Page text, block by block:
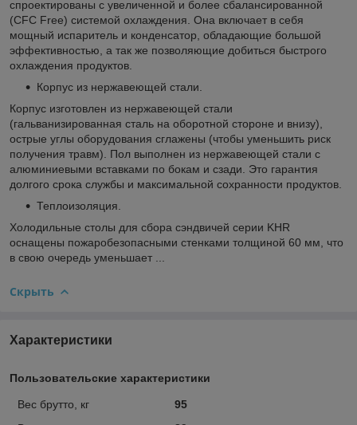
спроектированы с увеличенной и более сбалансированной
(CFC Free) системой охлаждения. Она включает в себя
мощный испаритель и конденсатор, обладающие большой
эффективностью, а так же позволяющие добиться быстрого
охлаждения продуктов.
Корпус из нержавеющей стали.
Корпус изготовлен из нержавеющей стали
(гальванизированная сталь на оборотной стороне и внизу),
острые углы оборудования сглажены (чтобы уменьшить риск
получения травм). Пол выполнен из нержавеющей стали с
алюминиевыми вставками по бокам и сзади. Это гарантия
долгого срока службы и максимальной сохранности продуктов.
Теплоизоляция.
Холодильные столы для сбора сэндвичей серии KHR
оснащены пожаробезопасными стенками толщиной 60 мм, что
в свою очередь уменьшает ...
Скрыть
Характеристики
Пользовательские характеристики
Вес брутто, кг
95